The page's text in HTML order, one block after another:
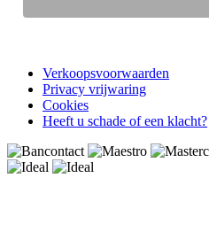
Verkoopsvoorwaarden
Privacy vrijwaring
Cookies
Heeft u schade of een klacht?